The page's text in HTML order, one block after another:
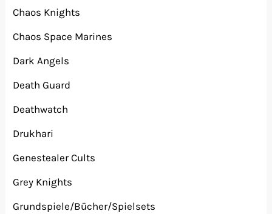
Chaos Knights
Chaos Space Marines
Dark Angels
Death Guard
Deathwatch
Drukhari
Genestealer Cults
Grey Knights
Grundspiele/Bücher/Spielsets